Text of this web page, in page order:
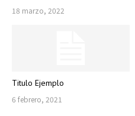
18 marzo, 2022
Titulo Ejemplo
6 febrero, 2021